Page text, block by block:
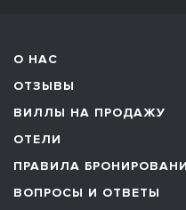
О НАС
ОТЗЫВЫ
ВИЛЛЫ НА ПРОДАЖУ
ОТЕЛИ
ПРАВИЛА
ВОПРОСЫ И ОТВЕТЫ